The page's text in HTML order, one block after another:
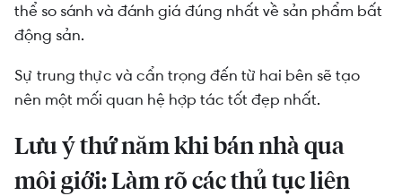
thể so sánh và đánh giá đúng nhất về sản phẩm bất
động sản.
Sự trung thực và cẩn trọng đến từ hai bên sẽ tạo
nên một mối quan hệ hợp tác tốt đẹp nhất.
Lưu ý thứ năm khi bán nhà qua
môi giới: Làm rõ các thủ tục liên